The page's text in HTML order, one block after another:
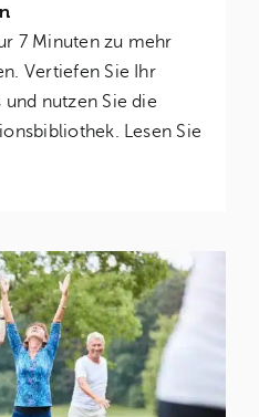
7 Minuten zu mehr
Vertiefen Sie Ihr
nutzen Sie die
Lesen Sie